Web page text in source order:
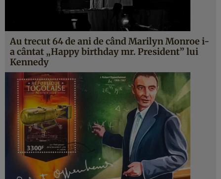
Au trecut 64 de ani de când Marilyn Monroe i-
a cântat „Happy birthday mr. President” lui
Kennedy